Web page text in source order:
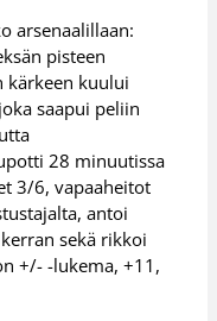
arsenaalillaan:
pisteen
kärkeen kuului
saapui peliin
28 minuutissa
3/6, vapaaheitot
antoi
sekä rikkoi
+/- -lukema, +11,